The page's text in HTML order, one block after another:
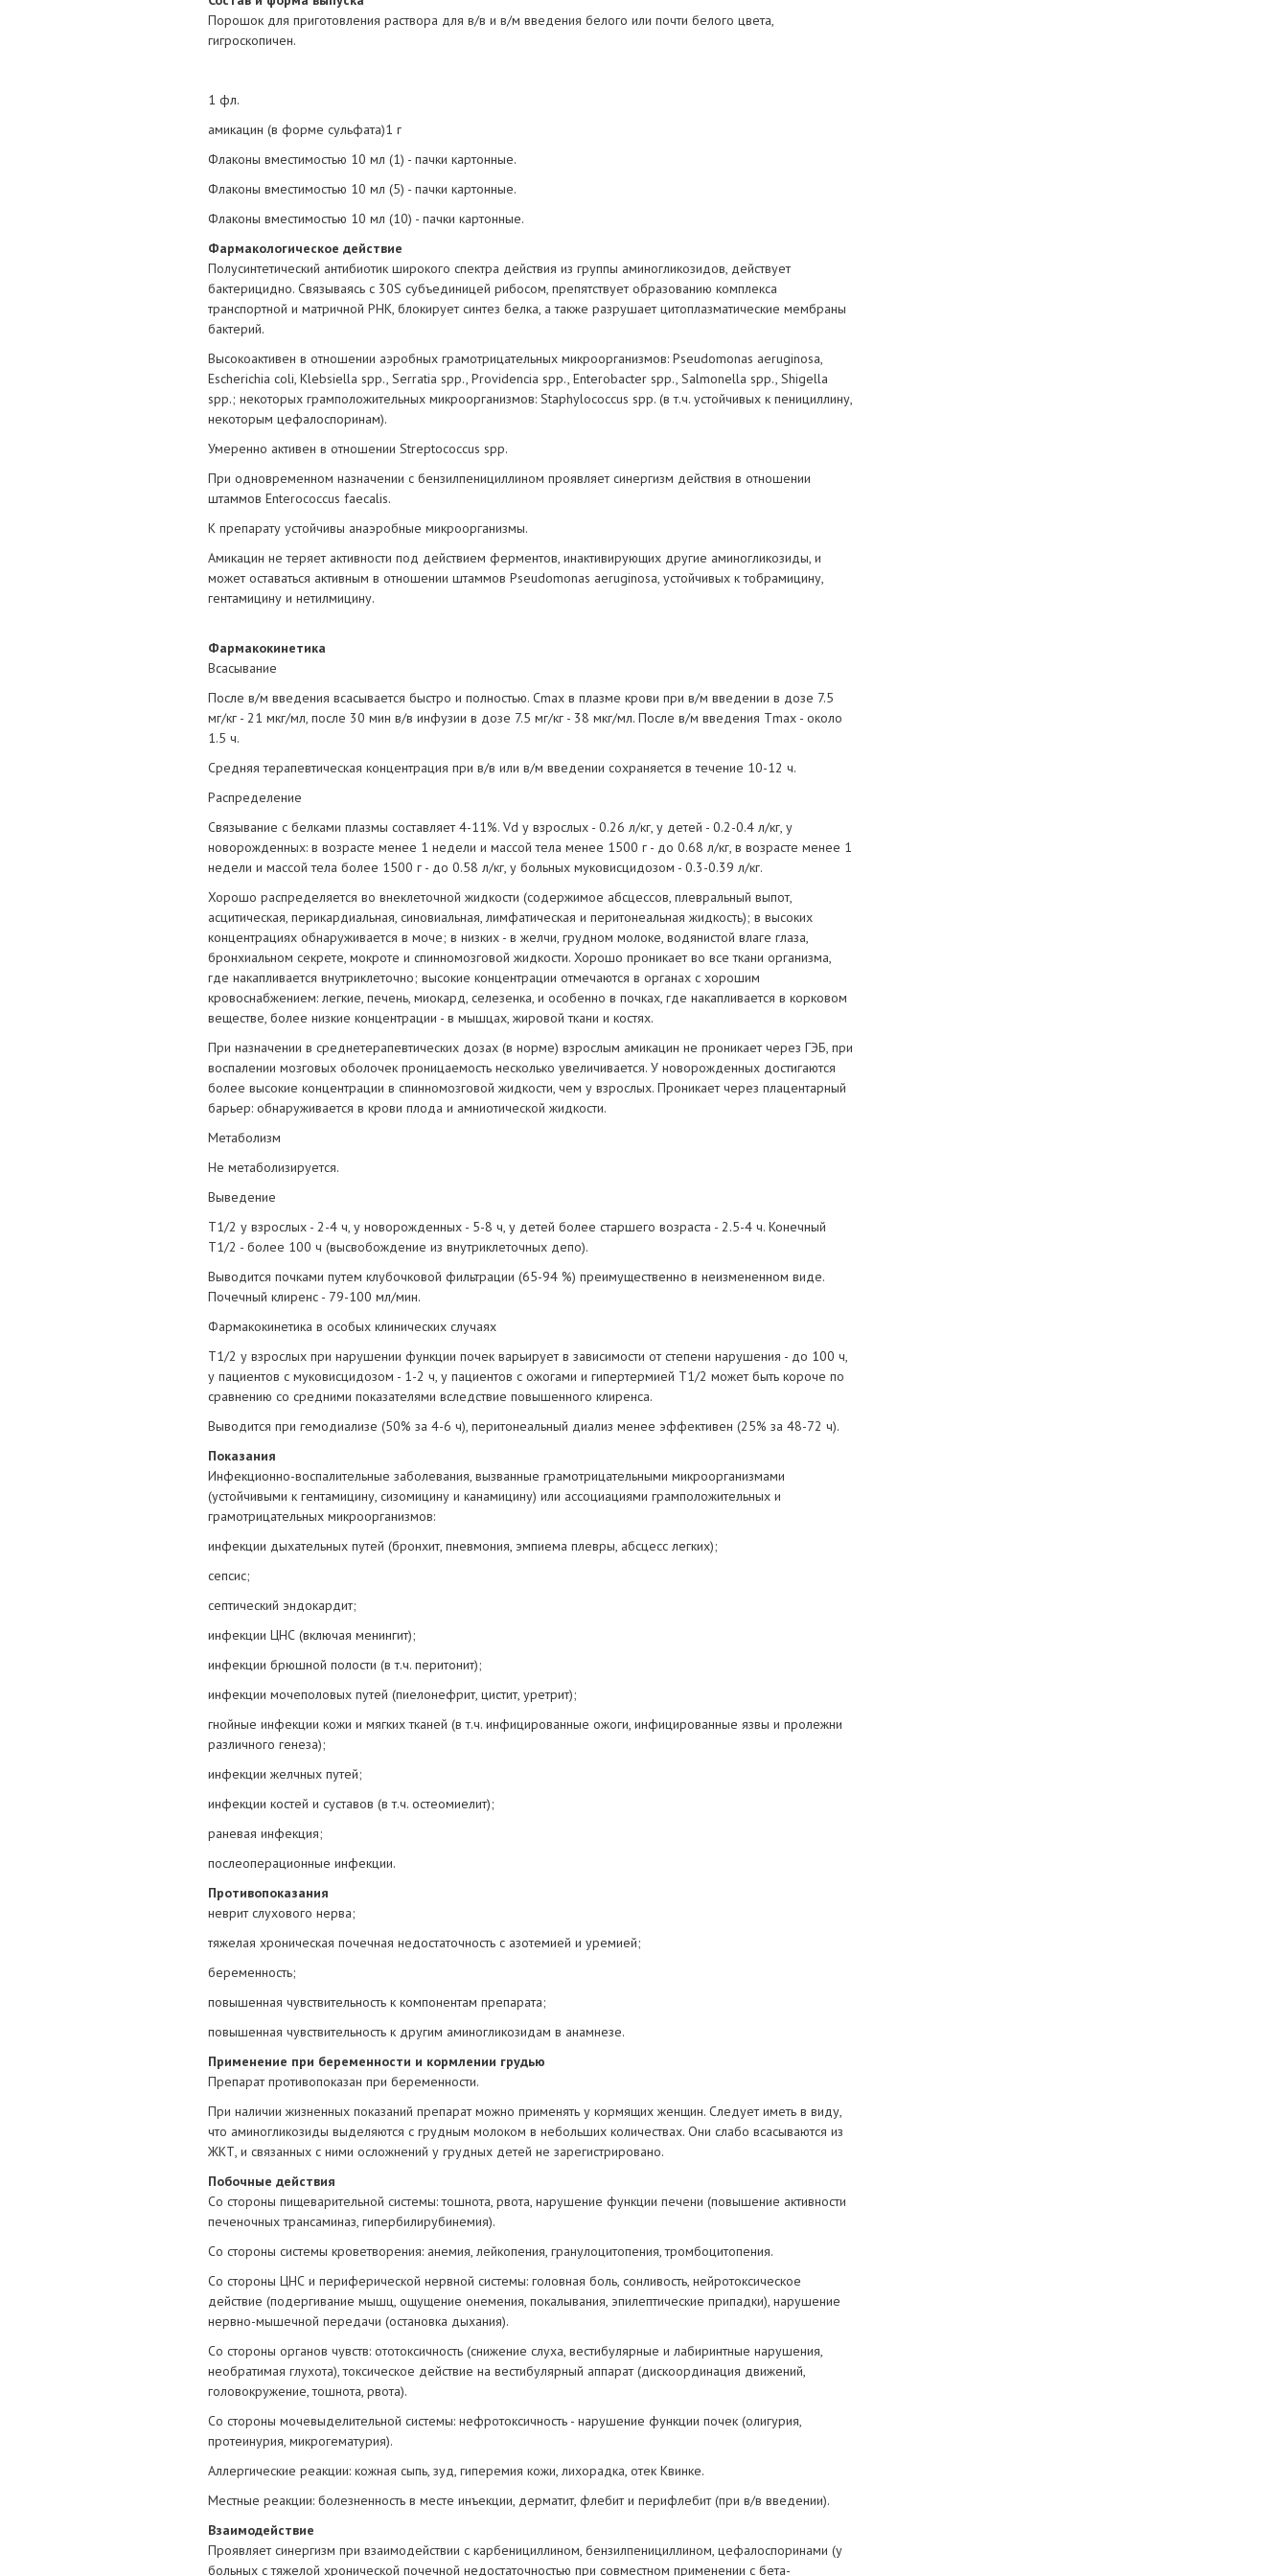
Порошок для приготовления раствора для в/в и в/м введения белого или почти белого цвета,
гигроскопичен.
1 фл.
амикацин (в форме сульфата)1 г
Флаконы вместимостью 10 мл (1) - пачки картонные.
Флаконы вместимостью 10 мл (5) - пачки картонные.
Флаконы вместимостью 10 мл (10) - пачки картонные.
Фармакологическое действие
Полусинтетический антибиотик широкого спектра действия из группы аминогликозидов, действует
бактерицидно. Связываясь с 30S субъединицей рибосом, препятствует образованию комплекса
транспортной и матричной РНК, блокирует синтез белка, а также разрушает цитоплазматические мембраны
бактерий.
Высокоактивен в отношении аэробных грамотрицательных микроорганизмов: Pseudomonas aeruginosa,
Escherichia coli, Klebsiella spp., Serratia spp., Providencia spp., Enterobacter spp., Salmonella spp., Shigella
spp.; некоторых грамположительных микроорганизмов: Staphylococcus spp. (в т.ч. устойчивых к пенициллину,
некоторым цефалоспоринам).
Умеренно активен в отношении Streptococcus spp.
При одновременном назначении с бензилпенициллином проявляет синергизм действия в отношении
штаммов Enterococcus faecalis.
К препарату устойчивы анаэробные микроорганизмы.
Амикацин не теряет активности под действием ферментов, инактивирующих другие аминогликозиды, и
может оставаться активным в отношении штаммов Pseudomonas aeruginosa, устойчивых к тобрамицину,
гентамицину и нетилмицину.
Фармакокинетика
Всасывание
После в/м введения всасывается быстро и полностью. Cmax в плазме крови при в/м введении в дозе 7.5
мг/кг - 21 мкг/мл, после 30 мин в/в инфузии в дозе 7.5 мг/кг - 38 мкг/мл. После в/м введения Тmax - около
1.5 ч.
Средняя терапевтическая концентрация при в/в или в/м введении сохраняется в течение 10-12 ч.
Распределение
Связывание с белками плазмы составляет 4-11%. Vd у взрослых - 0.26 л/кг, у детей - 0.2-0.4 л/кг, у
новорожденных: в возрасте менее 1 недели и массой тела менее 1500 г - до 0.68 л/кг, в возрасте менее 1
недели и массой тела более 1500 г - до 0.58 л/кг, у больных муковисцидозом - 0.3-0.39 л/кг.
Хорошо распределяется во внеклеточной жидкости (содержимое абсцессов, плевральный выпот,
асцитическая, перикардиальная, синовиальная, лимфатическая и перитонеальная жидкость); в высоких
концентрациях обнаруживается в моче; в низких - в желчи, грудном молоке, водянистой влаге глаза,
бронхиальном секрете, мокроте и спинномозговой жидкости. Хорошо проникает во все ткани организма,
где накапливается внутриклеточно; высокие концентрации отмечаются в органах с хорошим
кровоснабжением: легкие, печень, миокард, селезенка, и особенно в почках, где накапливается в корковом
веществе, более низкие концентрации - в мышцах, жировой ткани и костях.
При назначении в среднетерапевтических дозах (в норме) взрослым амикацин не проникает через ГЭБ, при
воспалении мозговых оболочек проницаемость несколько увеличивается. У новорожденных достигаются
более высокие концентрации в спинномозговой жидкости, чем у взрослых. Проникает через плацентарный
барьер: обнаруживается в крови плода и амниотической жидкости.
Метаболизм
Не метаболизируется.
Выведение
T1/2 у взрослых - 2-4 ч, у новорожденных - 5-8 ч, у детей более старшего возраста - 2.5-4 ч. Конечный
T1/2 - более 100 ч (высвобождение из внутриклеточных депо).
Выводится почками путем клубочковой фильтрации (65-94 %) преимущественно в неизмененном виде.
Почечный клиренс - 79-100 мл/мин.
Фармакокинетика в особых клинических случаях
T1/2 у взрослых при нарушении функции почек варьирует в зависимости от степени нарушения - до 100 ч,
у пациентов с муковисцидозом - 1-2 ч, у пациентов с ожогами и гипертермией T1/2 может быть короче по
сравнению со средними показателями вследствие повышенного клиренса.
Выводится при гемодиализе (50% за 4-6 ч), перитонеальный диализ менее эффективен (25% за 48-72 ч).
Показания
Инфекционно-воспалительные заболевания, вызванные грамотрицательными микроорганизмами
(устойчивыми к гентамицину, сизомицину и канамицину) или ассоциациями грамположительных и
грамотрицательных микроорганизмов:
инфекции дыхательных путей (бронхит, пневмония, эмпиема плевры, абсцесс легких);
сепсис;
септический эндокардит;
инфекции ЦНС (включая менингит);
инфекции брюшной полости (в т.ч. перитонит);
инфекции мочеполовых путей (пиелонефрит, цистит, уретрит);
гнойные инфекции кожи и мягких тканей (в т.ч. инфицированные ожоги, инфицированные язвы и пролежни
различного генеза);
инфекции желчных путей;
инфекции костей и суставов (в т.ч. остеомиелит);
раневая инфекция;
послеоперационные инфекции.
Противопоказания
неврит слухового нерва;
тяжелая хроническая почечная недостаточность с азотемией и уремией;
беременность;
повышенная чувствительность к компонентам препарата;
повышенная чувствительность к другим аминогликозидам в анамнезе.
Применение при беременности и кормлении грудью
Препарат противопоказан при беременности.
При наличии жизненных показаний препарат можно применять у кормящих женщин. Следует иметь в виду,
что аминогликозиды выделяются с грудным молоком в небольших количествах. Они слабо всасываются из
ЖКТ, и связанных с ними осложнений у грудных детей не зарегистрировано.
Побочные действия
Со стороны пищеварительной системы: тошнота, рвота, нарушение функции печени (повышение активности
печеночных трансаминаз, гипербилирубинемия).
Со стороны системы кроветворения: анемия, лейкопения, гранулоцитопения, тромбоцитопения.
Со стороны ЦНС и периферической нервной системы: головная боль, сонливость, нейротоксическое
действие (подергивание мышц, ощущение онемения, покалывания, эпилептические припадки), нарушение
нервно-мышечной передачи (остановка дыхания).
Со стороны органов чувств: ототоксичность (снижение слуха, вестибулярные и лабиринтные нарушения,
необратимая глухота), токсическое действие на вестибулярный аппарат (дискоординация движений,
головокружение, тошнота, рвота).
Со стороны мочевыделительной системы: нефротоксичность - нарушение функции почек (олигурия,
протеинурия, микрогематурия).
Аллергические реакции: кожная сыпь, зуд, гиперемия кожи, лихорадка, отек Квинке.
Местные реакции: болезненность в месте инъекции, дерматит, флебит и перифлебит (при в/в введении).
Взаимодействие
Проявляет синергизм при взаимодействии с карбенициллином, бензилпенициллином, цефалоспоринами (у
больных с тяжелой хронической почечной недостаточностью при совместном применении с бета-